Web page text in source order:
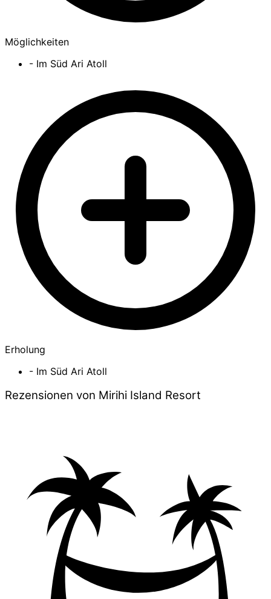
Möglichkeiten
- Im Süd Ari Atoll
Erholung
- Im Süd Ari Atoll
Rezensionen von Mirihi Island Resort